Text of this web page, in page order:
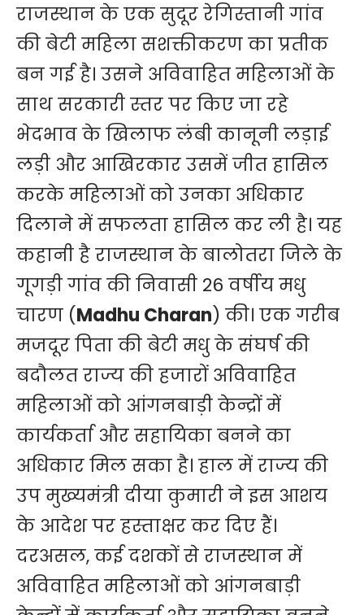
राजस्थान के एक सुदूर रेगिस्तानी गांव
की बेटी महिला सशक्तीकरण का प्रतीक
बन गई है। उसने अविवाहित महिलाओं के
साथ सरकारी स्तर पर किए जा रहे
भेदभाव के खिलाफ लंबी कानूनी लड़ाई
लड़ी और आखिरकार उसमें जीत हासिल
करके महिलाओं को उनका अधिकार
दिलाने में सफलता हासिल कर ली है। यह
कहानी है राजस्थान के बालोतरा जिले के
गूगड़ी गांव की निवासी 26 वर्षीय मधु
चारण (Madhu Charan) की। एक गरीब
मजदूर पिता की बेटी मधु के संघर्ष की
बदौलत राज्य की हजारों अविवाहित
महिलाओं को आंगनबाड़ी केन्द्रों में
कार्यकर्ता और सहायिका बनने का
अधिकार मिल सका है। हाल में राज्य की
उप मुख्यमंत्री दीया कुमारी ने इस आशय
के आदेश पर हस्ताक्षर कर दिए हैं।
दरअसल, कई दशकों से राजस्थान में
अविवाहित महिलाओं को आंगनबाड़ी